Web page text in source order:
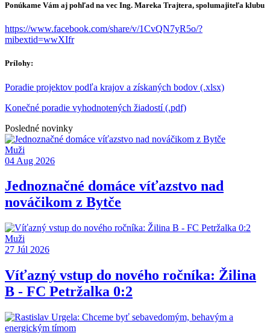
Ponúkame Vám aj pohľad na vec Ing. Mareka Trajtera, spolumajiteľa klubu
https://www.facebook.com/share/v/1CvQN7yR5o/?
mibextid=wwXIfr
Prílohy:
Poradie projektov podľa krajov a získaných bodov (.xlsx)
Konečné poradie vyhodnotených žiadostí (.pdf)
Posledné novinky
Muži
04 Aug 2026
Jednoznačné domáce víťazstvo nad
nováčikom z Bytče
Muži
27 Júl 2026
Víťazný vstup do nového ročníka: Žilina
B - FC Petržalka 0:2